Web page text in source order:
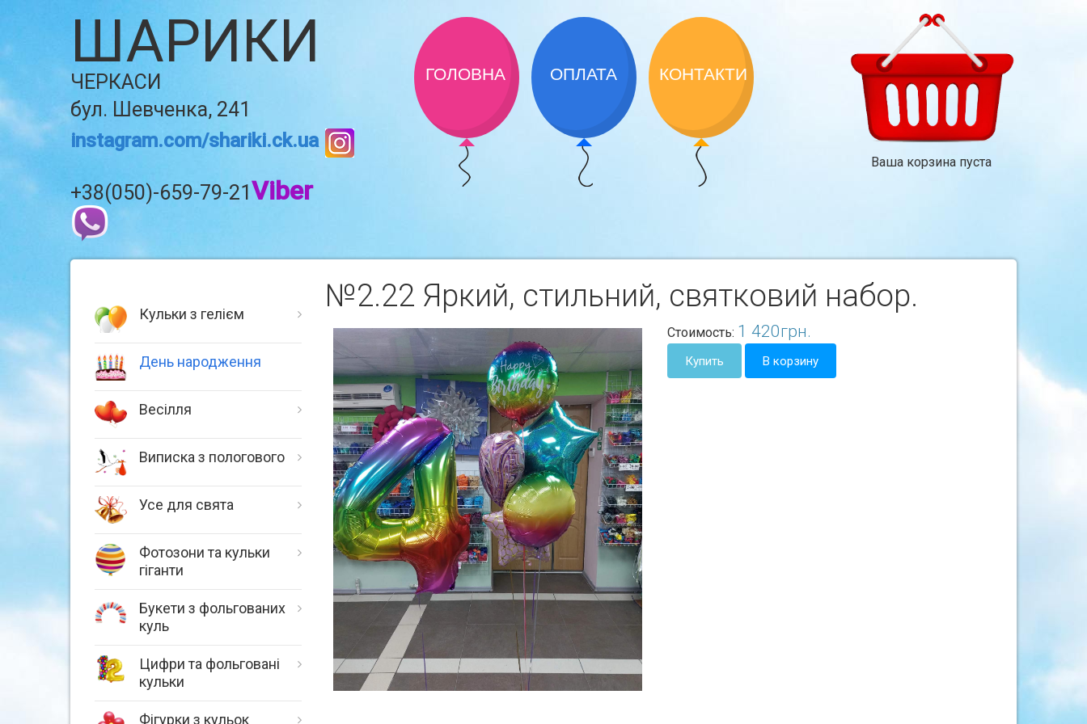
ШАРИКИ
ЧЕРКАСИ
бул. Шевченка, 241
instagram.com/shariki.ck.ua
+38(050)-659-79-21Viber
ГОЛОВНА ОПЛАТА КОНТАКТИ
Ваша корзина пуста
Кульки з гелієм
День народження
Весілля
Виписка з пологового
Усе для свята
Фотозони та кульки
гіганти
Букети з фольгованих
куль
Цифри та фольговані
кульки
Фігурки з кульок
№2.22 Яркий, стильний, святковий набор.
Стоимость: 1 420грн.
Купить В корзину